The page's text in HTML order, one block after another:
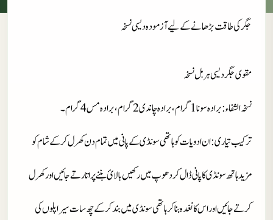
جگر کی طاقت بڑھانے کے لیے آزمودہ دیسی نسخہ
مقوی جگر دیسی ہربل نسخہ
نسخہ الشفاء: برادہ سونا 1 گرام، برادہ چاندی 2 گرام، برادہ مس 4 گرام۔
ترکیب تیاری: ان ادویات کو ہاتھی سونڈی کے پانی میں تمام دن کھرل کرکے شام کو
مزید ہاتھ سونڈی کا پانی ڈال کر دھوپ میں رکھیں بالائ بننے پر اتارتے جائیں اور کھرل
کرتے جائیں اور اس کا نغدہ بناکر ہاتھی سونڈی میں بند کرکے چھ سات سیر اپلوں کی